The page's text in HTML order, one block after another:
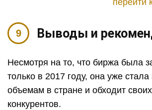
перейти
Выводы и
Несмотря на то, что биржа была
только в 2017 году, она уже
объемам в стране и обходит
конкурентов.